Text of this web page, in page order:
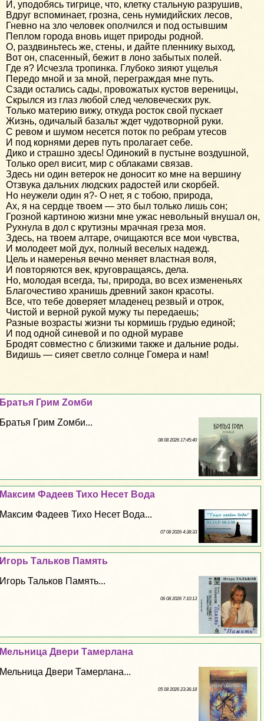
И, уподобясь тигрице, что, клетку стальную разрушив,
Вдруг вспоминает, грозна, сень нумидийских лесов,
Гневно на зло человек ополчился и под остывшим
Пеплом города вновь ищет природы родной.
О, раздвиньтесь же, стены, и дайте пленнику выход,
Вот он, спасенный, бежит в лоно забытых полей.
Где я? Исчезла тропинка. Глубоко зияют ущелья
Передо мной и за мной, переграждая мне путь.
Сзади остались сады, провожатых кустов вереницы,
Скрылся из глаз любой след человеческих рук.
Только материю вижу, откуда росток свой пускает
Жизнь, одичалый базальт ждет чудотворной руки.
С ревом и шумом несется поток по ребрам утесов
И под корнями дерев путь пролагает себе.
Дико и страшно здесь! Одинокий в пустыне воздушной,
Только орел висит, мир с облаками связав.
Здесь ни один ветерок не доносит ко мне на вершину
Отзвука дальних людских радостей или скорбей.
Но неужели один я?- О нет, я с тобою, природа,
Ах, я на сердце твоем — это был только лишь сон;
Грозной картиною жизни мне ужас невольный внушал он,
Рухнула в дол с крутизны мрачная греза моя.
Здесь, на твоем алтаре, очищаются все мои чувства,
И молодеет мой дух, полный веселых надежд.
Цель и намеренья вечно меняет властная воля,
И повторяются век, круговращаясь, дела.
Но, молодая всегда, ты, природа, во всех измененьях
Благочестиво хранишь древний закон красоты.
Все, что тебе доверяет младенец резвый и отрок,
Чистой и верной рукой мужу ты передаешь;
Разные возрасты жизни ты кормишь грудью единой;
И под одной синевой и по одной мураве
Бродят совместно с близкими также и дальние роды.
Видишь — сияет светло солнце Гомера и нам!
Братья Грим Zомби
Братья Грим Zомби...
08 08 2026 17:45:40
Максим Фадеев Тихо Несет Вода
Максим Фадеев Тихо Несет Вода...
07 08 2026 4:38:33
Игорь Тальков Память
Игорь Тальков Память...
06 08 2026 7:10:13
Мельница Двери Тамерлана
Мельница Двери Тамерлана...
05 08 2026 23:36:18